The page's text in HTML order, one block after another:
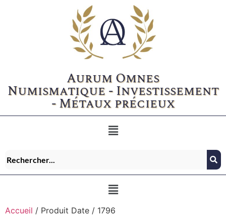
Aurum Omnes
Numismatique - Investissement
- Métaux précieux
Accueil / Produit Date / 1796